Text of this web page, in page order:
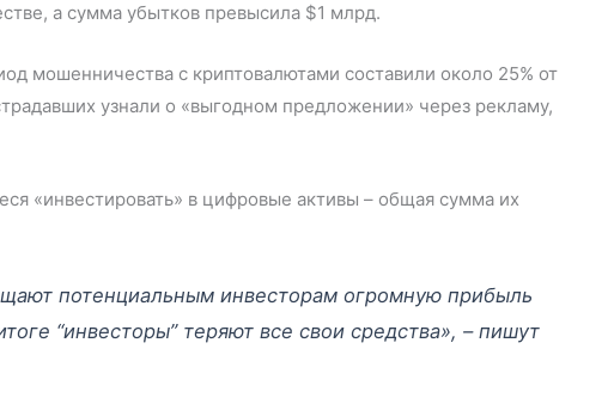
а сумма убытков превысила $1 млрд.
мошенничества с криптовалютами составили около 25% от
узнали о «выгодном предложении» через рекламу,
«инвестировать» в цифровые активы – общая сумма их
потенциальным инвесторам огромную прибыль
“инвесторы” теряют все свои средства», – пишут